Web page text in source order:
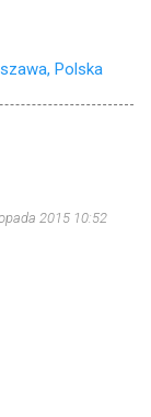
Polska
2015 10:52